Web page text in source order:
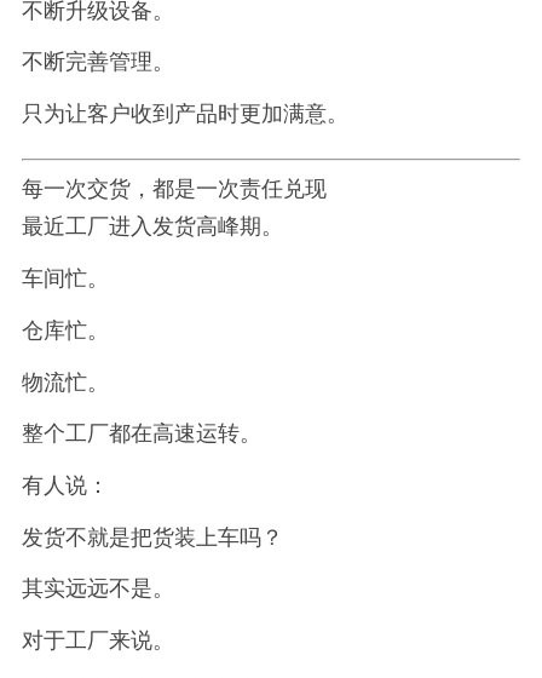
不断升级设备。
不断完善管理。
只为让客户收到产品时更加满意。
每一次交货，都是一次责任兑现
最近工厂进入发货高峰期。
车间忙。
仓库忙。
物流忙。
整个工厂都在高速运转。
有人说：
发货不就是把货装上车吗？
其实远远不是。
对于工厂来说。